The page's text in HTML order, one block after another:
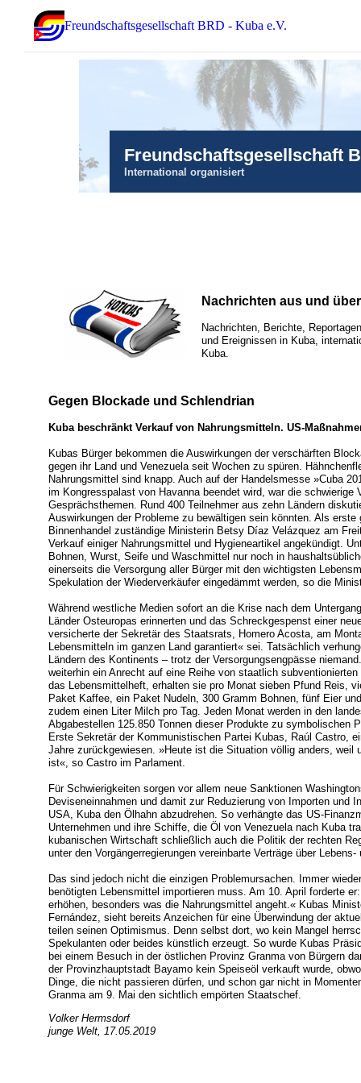
Freundschaftsgesellschaft BRD - Kuba e.V.
Freundschaftsgesellschaft
International organisiert
Nachrichten aus und
Nachrichten, Berichte,
und Ereignissen in Kuba,
Kuba.
Gegen Blockade und Schlendrian
Kuba beschränkt Verkauf von Nahrungsmitteln. US-
Kubas Bürger bekommen die Auswirkungen der verschärften
gegen ihr Land und Venezuela seit Wochen zu spüren.
Nahrungsmittel sind knapp. Auch auf der Handelsmesse »Cuba
im Kongresspalast von Havanna beendet wird, war die schwierige
Gesprächsthemen. Rund 400 Teilnehmer aus zehn Ländern
Auswirkungen der Probleme zu bewältigen sein könnten. Als
Binnenhandel zuständige Ministerin Betsy Díaz Velázquez am
Verkauf einiger Nahrungsmittel und Hygieneartikel angekündigt.
Bohnen, Wurst, Seife und Waschmittel nur noch in
einerseits die Versorgung aller Bürger mit den wichtigsten
Spekulation der Wiederverkäufer eingedämmt werden, so die
Während westliche Medien sofort an die Krise nach dem
Länder Osteuropas erinnerten und das Schreckgespenst einer
versicherte der Sekretär des Staatsrats, Homero Acosta, am
Lebensmitteln im ganzen Land garantiert« sei. Tatsächlich
Ländern des Kontinents – trotz der Versorgungsengpässe
weiterhin ein Anrecht auf eine Reihe von staatlich
das Lebensmittelheft, erhalten sie pro Monat sieben Pfund Reis,
Paket Kaffee, ein Paket Nudeln, 300 Gramm Bohnen, fünf Eier
zudem einen Liter Milch pro Tag. Jeden Monat werden in den
Abgabestellen 125.850 Tonnen dieser Produkte zu symbolischen
Erste Sekretär der Kommunistischen Partei Kubas, Raúl Castro,
Jahre zurückgewiesen. »Heute ist die Situation völlig anders, weil
ist«, so Castro im Parlament.
Für Schwierigkeiten sorgen vor allem neue Sanktionen
Deviseneinnahmen und damit zur Reduzierung von Importen und
USA, Kuba den Ölhahn abzudrehen. So verhängte das US-
Unternehmen und ihre Schiffe, die Öl von Venezuela nach Kuba
kubanischen Wirtschaft schließlich auch die Politik der rechten
unter den Vorgängerregierungen vereinbarte Verträge über
Das sind jedoch nicht die einzigen Problemursachen. Immer
benötigten Lebensmittel importieren muss. Am 10. April forderte
erhöhen, besonders was die Nahrungsmittel angeht.« Kubas
Fernández, sieht bereits Anzeichen für eine Überwindung der
teilen seinen Optimismus. Denn selbst dort, wo kein Mangel
Spekulanten oder beides künstlich erzeugt. So wurde Kubas
bei einem Besuch in der östlichen Provinz Granma von Bürgern
der Provinzhauptstadt Bayamo kein Speiseöl verkauft wurde,
Dinge, die nicht passieren dürfen, und schon gar nicht in
Granma am 9. Mai den sichtlich empörten Staatschef.
Volker Hermsdorf
junge Welt, 17.05.2019